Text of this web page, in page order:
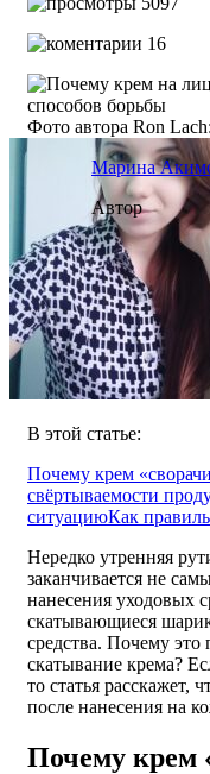
16
Фото автора Ron
Марина
Автор
В этой статье:
Почему крем
свёртываемости
ситуациюКак
Нередко утренняя
заканчивается не
нанесения уходовых
скатывающиеся
средства. Почему это
скатывание крема?
то статья расскажет,
после нанесения на
Почему крем